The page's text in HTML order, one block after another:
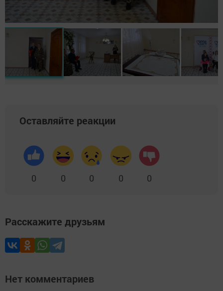
Оставляйте реакции
0 0 0 0 0
Расскажите друзьям
Нет комментариев